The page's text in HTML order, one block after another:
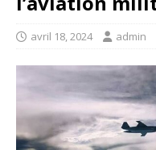
avril 18, 2024 admin